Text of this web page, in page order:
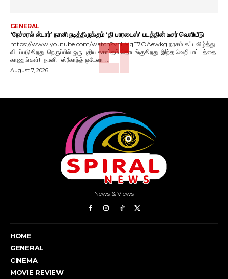
GENERAL
‘நேச்சுரல் ஸ்டார்’ நானி நடித்திருக்கும் ‘தி பாரடைஸ்’ படத்தின் டீசர் வெளியீடு
https://www.youtube.com/watch?v=LMqE7OAewkg நரகம் கட்டவிழ்த்து
விடப்படுகிறது! நெருப்பில் ஒரு புதிய சகாப்தம் தொடங்குகிறது! இந்த வெறியாட்டத்தை
காணுங்கள்!- நானி- ஸ்ரீகாந்த் ஒடேலா-...
August 7, 2026
News & Views
HOME
GENERAL
CINEMA
MOVIE REVIEW